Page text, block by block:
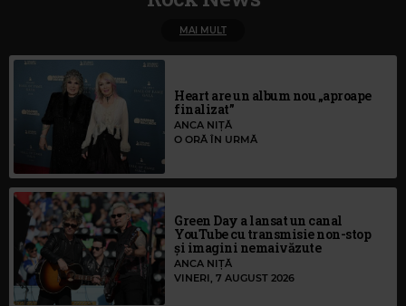
MAI MULT
Heart are un album nou „aproape
finalizat”
ANCA NIȚĂ
O ORĂ ÎN URMĂ
Green Day a lansat un canal
YouTube cu transmisie non-stop
și imagini nemaivăzute
ANCA NIȚĂ
VINERI, 7 AUGUST 2026